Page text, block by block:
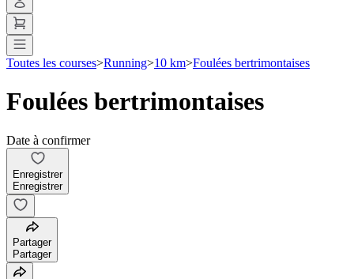
Toutes les courses>Running>10 km>Foulées bertrimontaises
Foulées bertrimontaises
Date à confirmer
Enregistrer
Enregistrer
Partager
Partager